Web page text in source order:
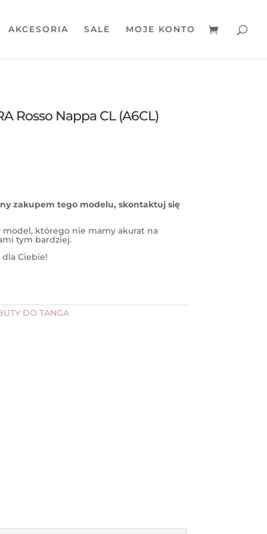
AKCESORIA SALE MOJE KONTO
Rosso Nappa CL (A6CL)
zakupem tego modelu, skontaktuj się
model, którego nie mamy akurat na
tym bardziej.
Ciebie!
DO TANGA